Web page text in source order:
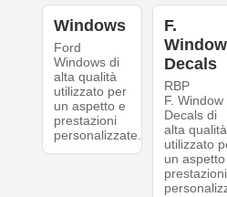
Windows
Ford
Windows di
alta qualità
utilizzato per
un aspetto e
prestazioni
personalizzate.
F.
Window
Decals
RBP
F. Window
Decals di
alta qualità
utilizzato
un aspetto
prestazioni